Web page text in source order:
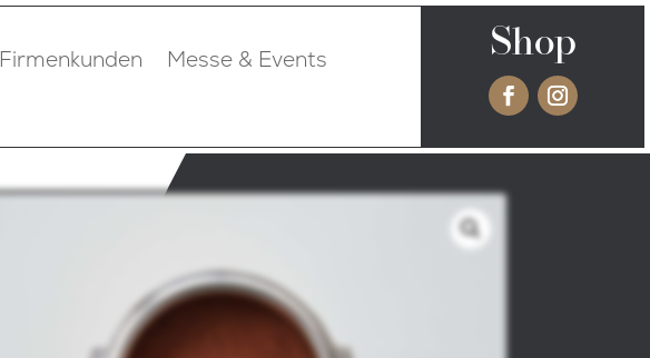
Firmenkunden Messe & Events Shop